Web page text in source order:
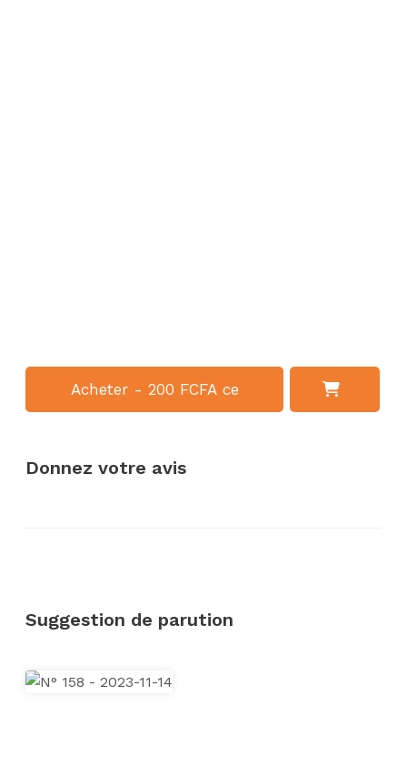
Acheter - 200 FCFA ce
Donnez votre avis
Suggestion de parution